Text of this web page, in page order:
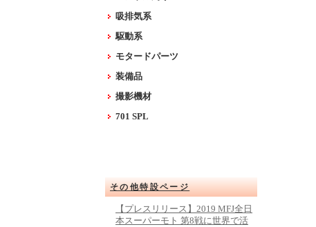
吸排気系
駆動系
モタードパーツ
装備品
撮影機材
701 SPL
その他特設ページ
【プレスリリース】2019 MFJ全日
本スーパーモト 第8戦に世界で活